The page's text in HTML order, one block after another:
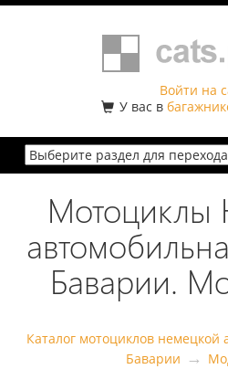
Войти на
У вас в
Мотоциклы
Баварии.
Каталог мотоциклов
Баварии →